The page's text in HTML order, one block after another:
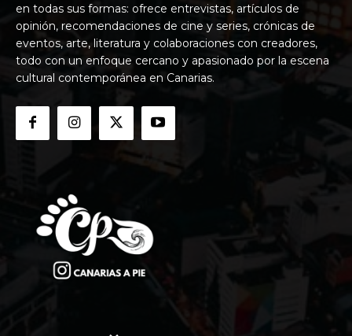
en todas sus formas: ofrece entrevistas, artículos de
opinión, recomendaciones de cine y series, crónicas de
eventos, arte, literatura y colaboraciones con creadores,
todo con un enfoque cercano y apasionado por la escena
cultural contemporánea en Canarias.